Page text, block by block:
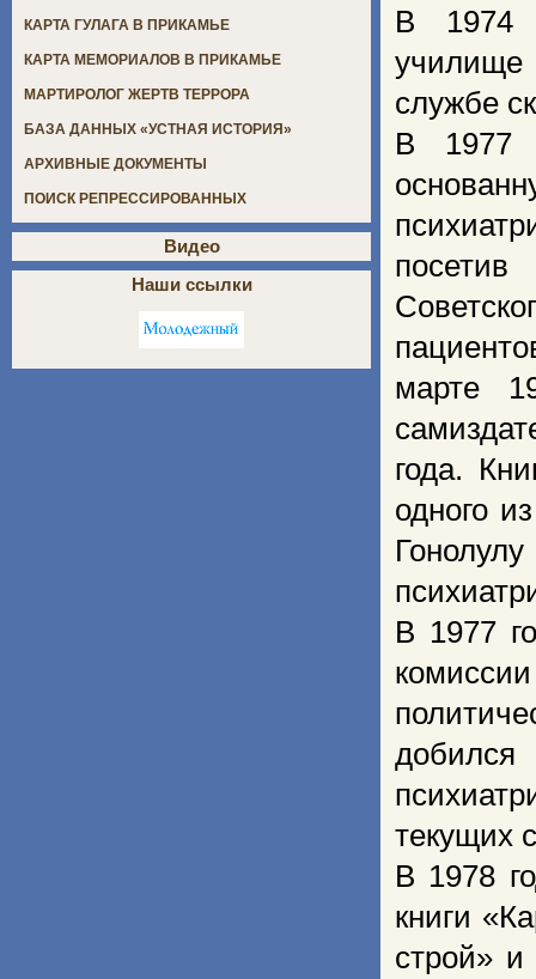
В 1974
училище
службе
В 1977
марте
года.
одного
В 1977
текущих
В 1978
книги
строй»
КАРТА ГУЛАГА В ПРИКАМЬЕ
КАРТА МЕМОРИАЛОВ В ПРИКАМЬЕ
МАРТИРОЛОГ ЖЕРТВ ТЕРРОРА
БАЗА ДАННЫХ «УСТНАЯ ИСТОРИЯ»
АРХИВНЫЕ ДОКУМЕНТЫ
ПОИСК РЕПРЕССИРОВАННЫХ
Видео
Наши ссылки